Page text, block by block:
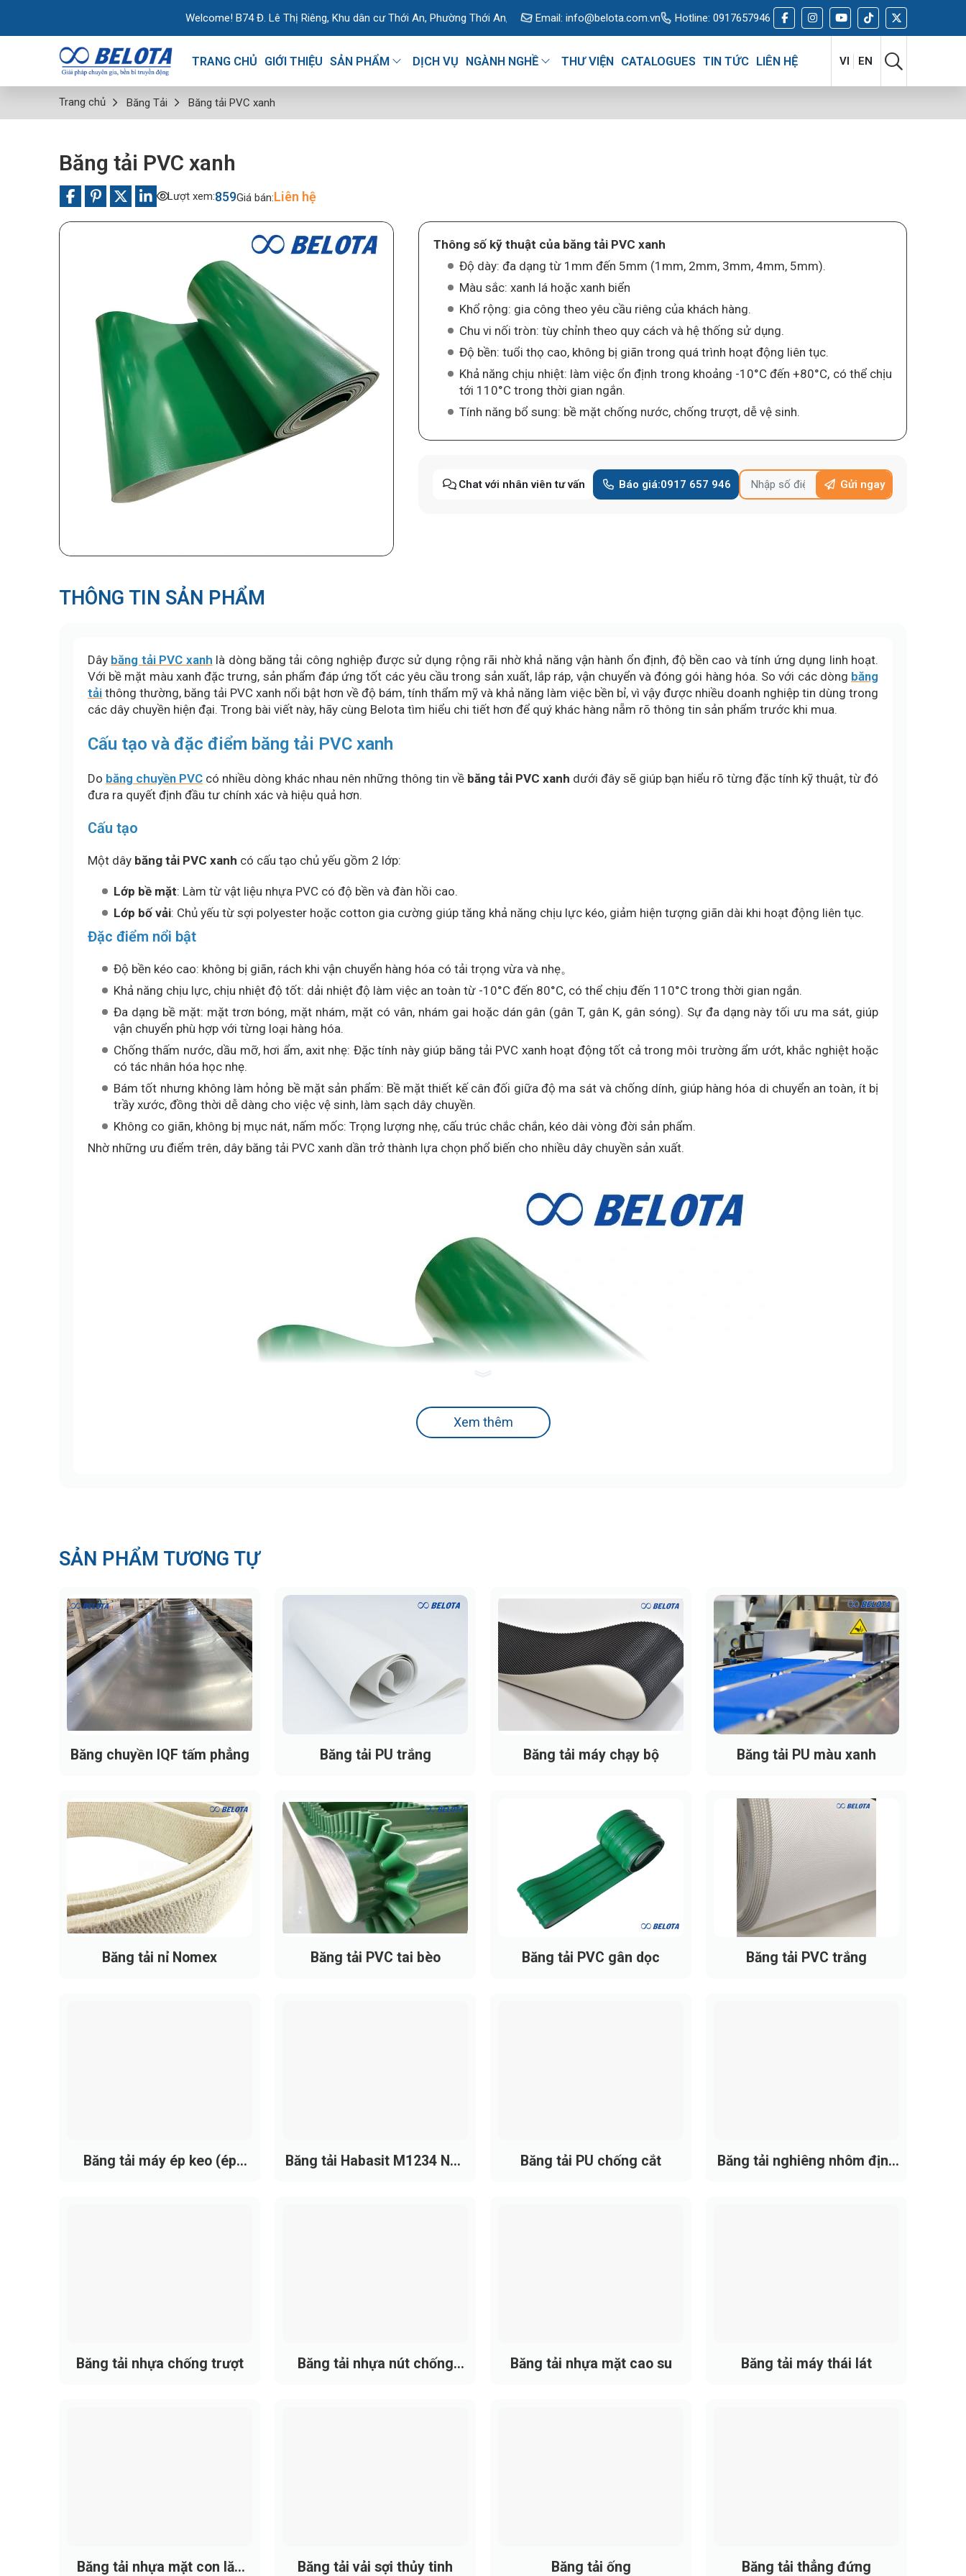
Welcome! B74 Đ. Lê Thị Riêng, Khu dân cư Thới An, Phường Thới An, TP. Hồ Chí Minh, Việt Nam
Email: info@belota.com.vn Hotline: 0917657946
TRANG CHỦ GIỚI THIỆU SẢN PHẨM DỊCH VỤ NGÀNH NGHỀ THƯ VIỆN CATALOGUES TIN TỨC LIÊN HỆ VI EN
Trang chủ Băng Tải Băng tải PVC xanh
Băng tải PVC xanh
Lượt xem:859Giá bán:Liên hệ
Thông số kỹ thuật của băng tải PVC xanh
Độ dày: đa dạng từ 1mm đến 5mm (1mm, 2mm, 3mm, 4mm, 5mm).
Màu sắc: xanh lá hoặc xanh biển
Khổ rộng: gia công theo yêu cầu riêng của khách hàng.
Chu vi nối tròn: tùy chỉnh theo quy cách và hệ thống sử dụng.
Độ bền: tuổi thọ cao, không bị giãn trong quá trình hoạt động liên tục.
Khả năng chịu nhiệt: làm việc ổn định trong khoảng -10°C đến +80°C, có thể chịu
tới 110°C trong thời gian ngắn.
Tính năng bổ sung: bề mặt chống nước, chống trượt, dễ vệ sinh.
Chat với nhân viên tư vấn Báo giá:0917 657 946 Gửi ngay
THÔNG TIN SẢN PHẨM
Dây băng tải PVC xanh là dòng băng tải công nghiệp được sử dụng rộng rãi nhờ khả năng vận hành ổn định, độ bền cao và tính ứng dụng linh hoạt.
Với bề mặt màu xanh đặc trưng, sản phẩm đáp ứng tốt các yêu cầu trong sản xuất, lắp ráp, vận chuyển và đóng gói hàng hóa. So với các dòng băng
tải thông thường, băng tải PVC xanh nổi bật hơn về độ bám, tính thẩm mỹ và khả năng làm việc bền bỉ, vì vậy được nhiều doanh nghiệp tin dùng trong
các dây chuyền hiện đại. Trong bài viết này, hãy cùng Belota tìm hiểu chi tiết hơn để quý khác hàng nẵm rõ thông tin sản phẩm trước khi mua.
Cấu tạo và đặc điểm băng tải PVC xanh
Do băng chuyền PVC có nhiều dòng khác nhau nên những thông tin về băng tải PVC xanh dưới đây sẽ giúp bạn hiểu rõ từng đặc tính kỹ thuật, từ đó
đưa ra quyết định đầu tư chính xác và hiệu quả hơn.
Cấu tạo
Một dây băng tải PVC xanh có cấu tạo chủ yếu gồm 2 lớp:
Lớp bề mặt: Làm từ vật liệu nhựa PVC có độ bền và đàn hồi cao.
Lớp bố vải: Chủ yếu từ sợi polyester hoặc cotton gia cường giúp tăng khả năng chịu lực kéo, giảm hiện tượng giãn dài khi hoạt động liên tục.
Đặc điểm nổi bật
Độ bền kéo cao: không bị giãn, rách khi vận chuyển hàng hóa có tải trọng vừa và nhẹ。
Khả năng chịu lực, chịu nhiệt độ tốt: dải nhiệt độ làm việc an toàn từ -10°C đến 80°C, có thể chịu đến 110°C trong thời gian ngắn.
Đa dạng bề mặt: mặt trơn bóng, mặt nhám, mặt có vân, nhám gai hoặc dán gân (gân T, gân K, gân sóng). Sự đa dạng này tối ưu ma sát, giúp
vận chuyển phù hợp với từng loại hàng hóa.
Chống thấm nước, dầu mỡ, hơi ẩm, axit nhẹ: Đặc tính này giúp băng tải PVC xanh hoạt động tốt cả trong môi trường ẩm ướt, khắc nghiệt hoặc
có tác nhân hóa học nhẹ.
Bám tốt nhưng không làm hỏng bề mặt sản phẩm: Bề mặt thiết kế cân đối giữa độ ma sát và chống dính, giúp hàng hóa di chuyển an toàn, ít bị
trầy xước, đồng thời dễ dàng cho việc vệ sinh, làm sạch dây chuyền.
Không co giãn, không bị mục nát, nấm mốc: Trọng lượng nhẹ, cấu trúc chắc chắn, kéo dài vòng đời sản phẩm.
Nhờ những ưu điểm trên, dây băng tải PVC xanh dần trở thành lựa chọn phổ biến cho nhiều dây chuyền sản xuất.
Băng tải PVC xanh nổi bật với độ bền kéo cao và khả năng chịu lực tốt
Dưới đây là các thông số bạn cần quan tâm khi đặt thi côngdây băng tải PVC xanh
Độ dày: đa dạng từ 1.0 – 5.0 mm (phổ biến: 1mm, 2mm, 3mm, 4mm, 5mm), lựa chọn theo tải trọng và tốc độ vận hành.
Màu sắc: xanh lá hoặc xanh biển
Khổ rộng: gia công theo yêu cầu (từ vài chục mm đến trên 2000 mm), phù hợp từng hệ thống băng tải.
Chu vi nối tròn: tùy chỉnh chính xác theo kích thước khung băng tải và khoảng cách trục
Bán kính uốn tối thiểu: phụ thuộc độ dày băng (thường ≥ 30 – 80 mm).
Độ bền và tuổi thọ cao: Lớp PVC xanh có khả năng chống mài mòn tốt, ít nứt gãy khi làm việc liên tục, phù hợp với dây chuyền chạy ca dài.
Xem thêm
SẢN PHẨM TƯƠNG TỰ
Băng chuyền IQF tấm phẳng Băng tải PU trắng Băng tải máy chạy bộ Băng tải PU màu xanh
Băng tải nỉ Nomex Băng tải PVC tai bèo Băng tải PVC gân dọc Băng tải PVC trắng
Băng tải máy ép keo (ép
Băng tải Habasit M1234 Nub
Băng tải PU chống cắt
Băng tải nghiêng nhôm định
Băng tải nhựa chống trượt
Băng tải nhựa nút chống
Băng tải nhựa mặt cao su Băng tải máy thái lát
Băng tải nhựa mặt con lăn Băng tải vải sợi thủy tinh Băng tải ống Băng tải thẳng đứng